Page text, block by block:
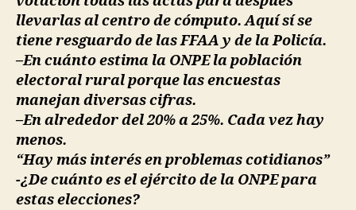
llevarlas al centro de cómputo. Aquí sí se
tiene resguardo de las FFAA y de la Policía.
–En cuánto estima la ONPE la población
electoral rural porque las encuestas
manejan diversas cifras.
–En alrededor del 20% a 25%. Cada vez hay
menos.
“Hay más interés en problemas cotidianos”
-¿De cuánto es el ejército de la ONPE para
estas elecciones?